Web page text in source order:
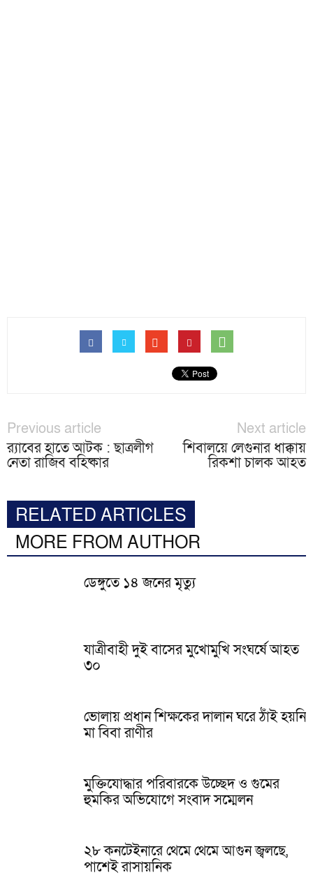
Previous article
র‌্যাবের হাতে আটক : ছাত্রলীগ
নেতা রাজিব বহিষ্কার
Next article
শিবালয়ে লেগুনার ধাক্কায়
রিকশা চালক আহত
RELATED ARTICLES
MORE FROM AUTHOR
ডেঙ্গুতে ১৪ জনের মৃত্যু
যাত্রীবাহী দুই বাসের মুখোমুখি সংঘর্ষে আহত
৩০
ভোলায় প্রধান শিক্ষকের দালান ঘরে ঠাঁই হয়নি
মা বিবা রাণীর
মুক্তিযোদ্ধার পরিবারকে উচ্ছেদ ও গুমের
হুমকির অভিযোগে সংবাদ সম্মেলন
২৮ কনটেইনারে থেমে থেমে আগুন জ্বলছে,
পাশেই রাসায়নিক